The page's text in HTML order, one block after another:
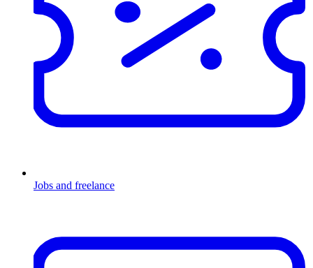
Jobs and freelance